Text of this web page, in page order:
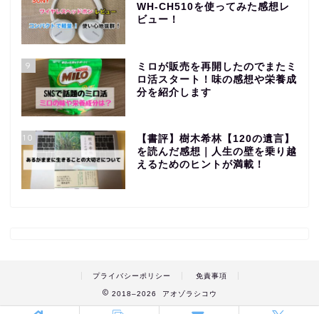
WH-CH510を使ってみた感想レ
ビュー！
9
ミロが販売を再開したのでまたミ
ロ活スタート！味の感想や栄養成
分を紹介します
10
【書評】樹木希林【120の遺言】
を読んだ感想｜人生の壁を乗り越
えるためのヒントが満載！
プライバシーポリシー 免責事項
2018–2026 アオゾラシコウ